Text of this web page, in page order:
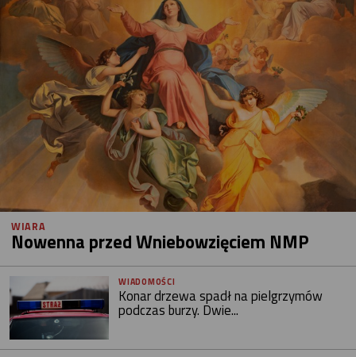
WIARA
Nowenna przed Wniebowzięciem NMP
WIADOMOŚCI
Konar drzewa spadł na pielgrzymów
podczas burzy. Dwie...